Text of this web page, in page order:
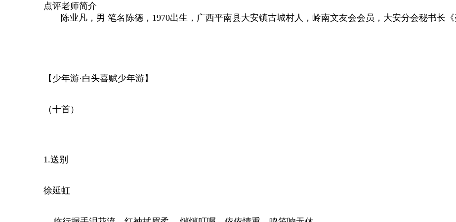
点评老师简介
陈业凡，男 笔名陈德，1970出生，广西平南县大安镇古城村人，岭南文友会会员，大安分会秘书长《
【少年游·白头喜赋少年游】
（十首）
1.送别
徐延虹